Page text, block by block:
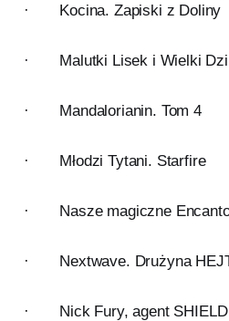
· Kocina. Zapiski z Doliny
· Malutki Lisek i Wielki
· Mandalorianin. Tom 4
· Młodzi Tytani. Starfire
· Nasze magiczne
· Nextwave. Drużyna
· Nick Fury, agent SHIELD